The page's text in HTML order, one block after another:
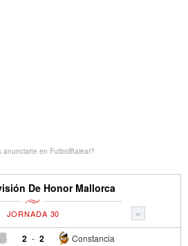
anunciarte en FutbolBalear?
De Honor Mallorca
»
JORNADA 30
2 - Constancia
2